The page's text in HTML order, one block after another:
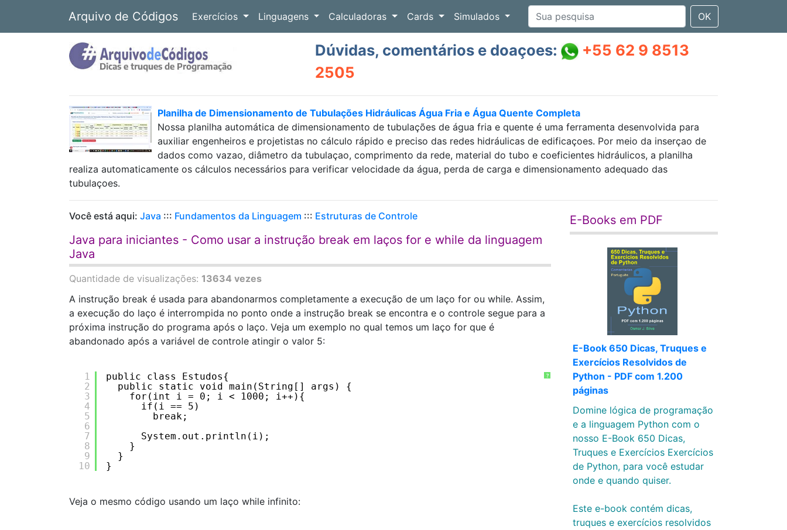
Arquivo de Códigos Exercícios Linguagens Calculadoras Cards Simulados OK
Dúvidas, comentários e doaçoes:
+55 62 9 8513
2505
Planilha de Dimensionamento de Tubulações Hidráulicas Água Fria e Água Quente Completa
Nossa planilha automática de dimensionamento de tubulações de água fria e quente é uma ferramenta desenvolvida para
auxiliar engenheiros e projetistas no cálculo rápido e preciso das redes hidráulicas de edificaçoes. Por meio da inserçao de
dados como vazao, diâmetro da tubulaçao, comprimento da rede, material do tubo e coeficientes hidráulicos, a planilha
realiza automaticamente os cálculos necessários para verificar velocidade da água, perda de carga e dimensionamento adequado das
tubulaçoes.
Você está aqui: Java ::: Fundamentos da Linguagem ::: Estruturas de Controle
Java para iniciantes - Como usar a instrução break em laços for e while da linguagem
Java
Quantidade de visualizações: 13634 vezes
A instrução break é usada para abandonarmos completamente a execução de um laço for ou while. Assim,
a execução do laço é interrompida no ponto onde a instrução break se encontra e o controle segue para a
próxima instrução do programa após o laço. Veja um exemplo no qual temos um laço for que é
abandonado após a variável de controle atingir o valor 5:
?
1
2
3
4
5
6
7
8
9
10
public class Estudos{
public static void main(String[] args) {
for(int i = 0; i < 1000; i++){
if(i == 5)
break;
System.out.println(i);
}
}
}
Veja o mesmo código usando um laço while infinito:
E-Books em PDF
E-Book 650 Dicas, Truques e
Exercícios Resolvidos de
Python - PDF com 1.200
páginas
Domine lógica de programação
e a linguagem Python com o
nosso E-Book 650 Dicas,
Truques e Exercícios Exercícios
de Python, para você estudar
onde e quando quiser.
Este e-book contém dicas,
truques e exercícios resolvidos